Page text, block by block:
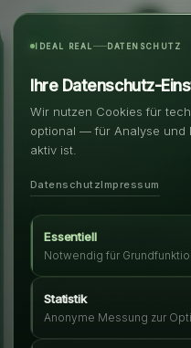
IDEAL REAL DATENSCHUTZ
Ihre Datenschutz-
Wir nutzen Cookies für
optional — für Analyse und
aktiv ist.
DatenschutzImpressum
Essentiell
Notwendig für
Statistik
Anonyme Messung zur